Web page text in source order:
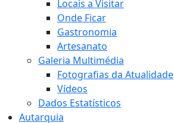
Locais a Visitar
Onde Ficar
Gastronomia
Artesanato
Galeria Multimédia
Fotografias da Atualidade
Vídeos
Dados Estatísticos
Autarquia